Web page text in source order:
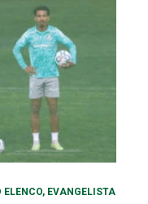
EVANGELISTA